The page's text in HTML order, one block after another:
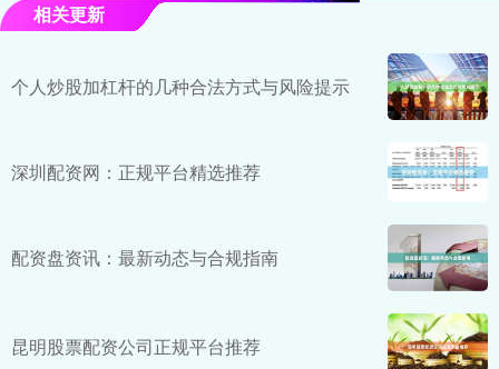
相关更新
个人炒股加杠杆的几种合法方式与风险提示
深圳配资网：正规平台精选推荐
配资盘资讯：最新动态与合规指南
昆明股票配资公司正规平台推荐